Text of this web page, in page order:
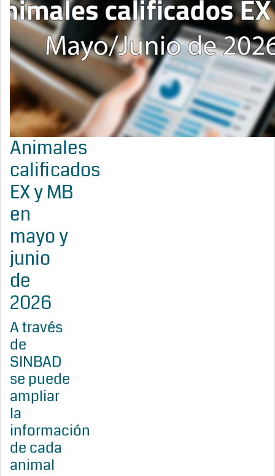
Animales
calificados
EX y MB
en
mayo y
junio
de
2026
A través
de
SINBAD
se puede
ampliar
la
información
de cada
animal